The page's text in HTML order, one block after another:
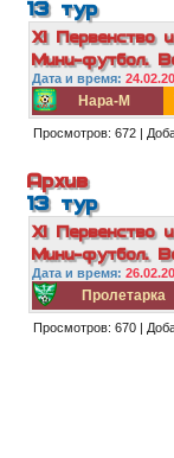
13 тур
XI Первенство
Мини-футбол.
Дата и время:
Нара-М
Просмотров: 672 |
Архив
13 тур
XI Первенство
Мини-футбол.
Дата и время:
Пролетарка
Просмотров: 670 |